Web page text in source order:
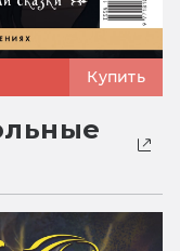
Купить